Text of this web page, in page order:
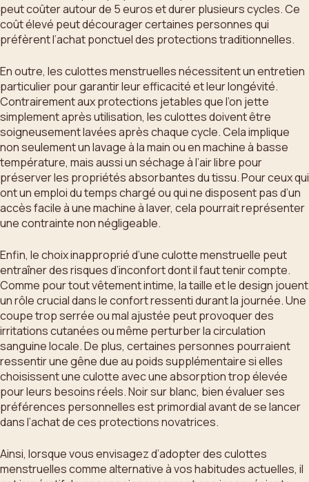
peut coûter autour de 5 euros et durer plusieurs cycles. Ce
coût élevé peut décourager certaines personnes qui
préfèrent l’achat ponctuel des protections traditionnelles.
En outre, les culottes menstruelles nécessitent un entretien
particulier pour garantir leur efficacité et leur longévité.
Contrairement aux protections jetables que l’on jette
simplement après utilisation, les culottes doivent être
soigneusement lavées après chaque cycle. Cela implique
non seulement un lavage à la main ou en machine à basse
température, mais aussi un séchage à l’air libre pour
préserver les propriétés absorbantes du tissu. Pour ceux qui
ont un emploi du temps chargé ou qui ne disposent pas d’un
accès facile à une machine à laver, cela pourrait représenter
une contrainte non négligeable.
Enfin, le choix inapproprié d’une culotte menstruelle peut
entraîner des risques d’inconfort dont il faut tenir compte.
Comme pour tout vêtement intime, la taille et le design jouent
un rôle crucial dans le confort ressenti durant la journée. Une
coupe trop serrée ou mal ajustée peut provoquer des
irritations cutanées ou même perturber la circulation
sanguine locale. De plus, certaines personnes pourraient
ressentir une gêne due au poids supplémentaire si elles
choisissent une culotte avec une absorption trop élevée
pour leurs besoins réels. Noir sur blanc, bien évaluer ses
préférences personnelles est primordial avant de se lancer
dans l’achat de ces protections novatrices.
Ainsi, lorsque vous envisagez d’adopter des culottes
menstruelles comme alternative à vos habitudes actuelles, il